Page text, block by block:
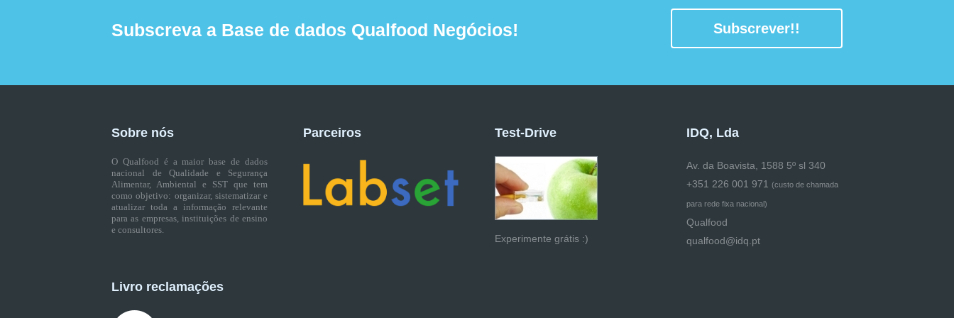
Subscreva a Base de dados Qualfood Negócios! Subscrever!!
Sobre nós
O Qualfood é a maior base de dados
nacional de Qualidade e Segurança
Alimentar, Ambiental e SST que tem
como objetivo: organizar, sistematizar e
atualizar toda a informação relevante
para as empresas, instituições de ensino
e consultores.
Livro reclamações
Parceiros Test-Drive
Experimente grátis :)
IDQ, Lda
Av. da Boavista, 1588 5º sl 340
+351 226 001 971 (custo de chamada
para rede fixa nacional)
Qualfood
qualfood@idq.pt